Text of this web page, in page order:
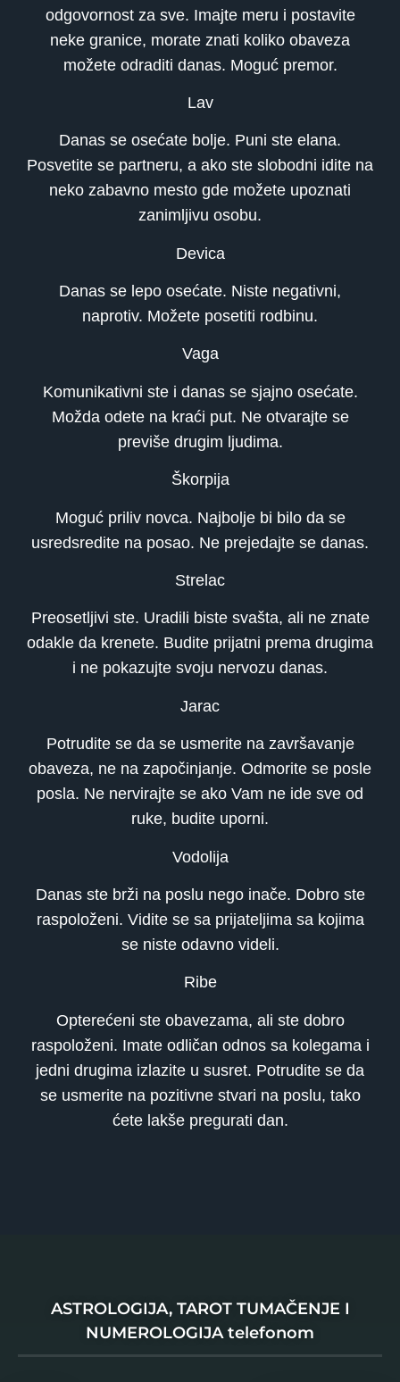
odgovornost za sve. Imajte meru i postavite
neke granice, morate znati koliko obaveza
možete odraditi danas. Moguć premor.
Lav
Danas se osećate bolje. Puni ste elana.
Posvetite se partneru, a ako ste slobodni idite na
neko zabavno mesto gde možete upoznati
zanimljivu osobu.
Devica
Danas se lepo osećate. Niste negativni,
naprotiv. Možete posetiti rodbinu.
Vaga
Komunikativni ste i danas se sjajno osećate.
Možda odete na kraći put. Ne otvarajte se
previše drugim ljudima.
Škorpija
Moguć priliv novca. Najbolje bi bilo da se
usredsredite na posao. Ne prejedajte se danas.
Strelac
Preosetljivi ste. Uradili biste svašta, ali ne znate
odakle da krenete. Budite prijatni prema drugima
i ne pokazujte svoju nervozu danas.
Jarac
Potrudite se da se usmerite na završavanje
obaveza, ne na započinjanje. Odmorite se posle
posla. Ne nervirajte se ako Vam ne ide sve od
ruke, budite uporni.
Vodolija
Danas ste brži na poslu nego inače. Dobro ste
raspoloženi. Vidite se sa prijateljima sa kojima
se niste odavno videli.
Ribe
Opterećeni ste obavezama, ali ste dobro
raspoloženi. Imate odličan odnos sa kolegama i
jedni drugima izlazite u susret. Potrudite se da
se usmerite na pozitivne stvari na poslu, tako
ćete lakše pregurati dan.
ASTROLOGIJA, TAROT TUMAČENJE I
NUMEROLOGIJA telefonom